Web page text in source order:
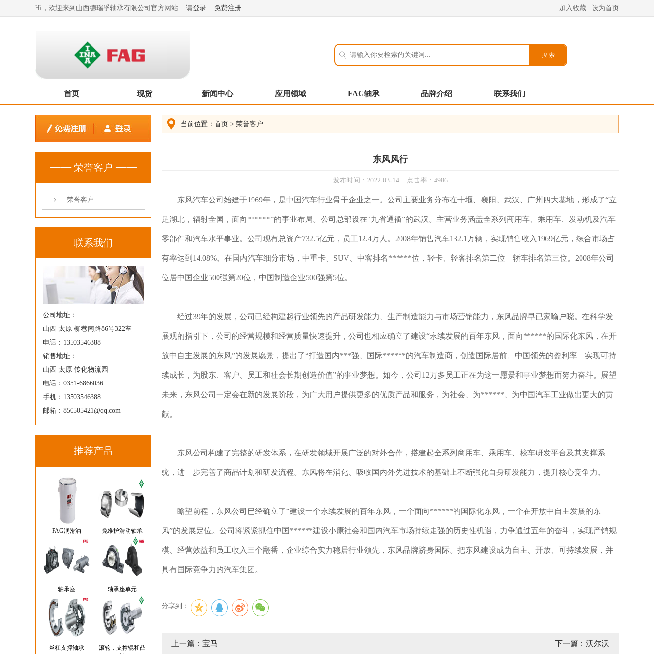
Hi，欢迎来到山西德瑞孚轴承有限公司官方网站 请登录 免费注册 加入收藏 设为首页
首页 现货 新闻中心 应用领域 FAG轴承 品牌介绍 联系我们
荣誉客户
荣誉客户
联系我们
公司地址：
山西 太原 柳巷南路86号322室
电话：13503546388
销售地址：
山西 太原 传化物流园
电话：0351-6866036
手机：13503546388
邮箱：850505421@qq.com
推荐产品
FAG润滑油 免维护滑动轴承
轴承座 轴承座单元
丝杠支撑轴承
滚轮，支撑辊和凸
当前位置： 首页 > 荣誉客户
东风风行
发布时间：2022-03-14 点击率：4986
东风汽车公司始建于1969年，是中国汽车行业骨干企业之一。公司主要业务分布在十堰、襄阳、武汉、广州四大基地，形成了“立
足湖北，辐射全国，面向******”的事业布局。公司总部设在“九省通衢”的武汉。主营业务涵盖全系列商用车、乘用车、发动机及汽车
零部件和汽车水平事业。公司现有总资产732.5亿元，员工12.4万人。2008年销售汽车132.1万辆，实现销售收入1969亿元，综合市场占
有率达到14.08%。在国内汽车细分市场，中重卡、SUV、中客排名******位，轻卡、轻客排名第二位，轿车排名第三位。2008年公司
位居中国企业500强第20位，中国制造企业500强第5位。
经过39年的发展，公司已经构建起行业领先的产品研发能力、生产制造能力与市场营销能力，东风品牌早已家喻户晓。在科学发
展观的指引下，公司的经营规模和经营质量快速提升，公司也相应确立了建设“永续发展的百年东风，面向******的国际化东风，在开
放中自主发展的东风”的发展愿景，提出了“打造国内***强、国际******的汽车制造商，创造国际居前、中国领先的盈利率，实现可持
续成长，为股东、客户、员工和社会长期创造价值”的事业梦想。如今，公司12万多员工正在为这一愿景和事业梦想而努力奋斗。展望
未来，东风公司一定会在新的发展阶段，为广大用户提供更多的优质产品和服务，为社会、为******、为中国汽车工业做出更大的贡
献。
东风公司构建了完整的研发体系，在研发领域开展广泛的对外合作，搭建起全系列商用车、乘用车、校车研发平台及其支撑系
统，进一步完善了商品计划和研发流程。东风将在消化、吸收国内外先进技术的基础上不断强化自身研发能力，提升核心竞争力。
瞻望前程，东风公司已经确立了“建设一个永续发展的百年东风，一个面向******的国际化东风，一个在开放中自主发展的东
风”的发展定位。公司将紧紧抓住中国******建设小康社会和国内汽车市场持续走强的历史性机遇，力争通过五年的奋斗，实现产销规
模、经营效益和员工收入三个翻番，企业综合实力稳居行业领先，东风品牌跻身国际。把东风建设成为自主、开放、可持续发展，并
具有国际竞争力的汽车集团。
分享到：
上一篇：宝马 下一篇：沃尔沃